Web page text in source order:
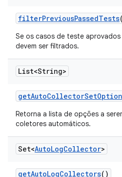
filterPreviousPassedTests
Se os casos de teste
devem ser filtrados.
List<String>
getAutoCollectorSet
Retorna a lista de opções a
coletores automáticos.
Set<AutoLogCollector>
getAutoLogCollectors()